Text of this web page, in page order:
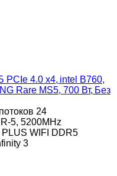
PCIe 4.0 x4, intel B760,
Rare MS5, 700 Вт, Без
24
5, 5200MHz
WIFI DDR5
3